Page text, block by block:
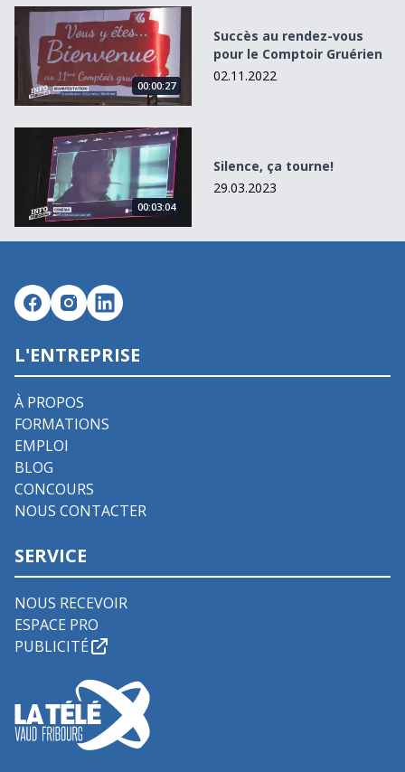
Succès au rendez-vous pour le Comptoir Gruérien
00:00:27
Succès au rendez-vous
pour le Comptoir Gruérien
02.11.2022
Silence, ça tourne!
00:03:04
Silence, ça tourne!
29.03.2023
L'ENTREPRISE
À PROPOS
FORMATIONS
EMPLOI
BLOG
CONCOURS
NOUS CONTACTER
SERVICE
NOUS RECEVOIR
ESPACE PRO
PUBLICITÉ